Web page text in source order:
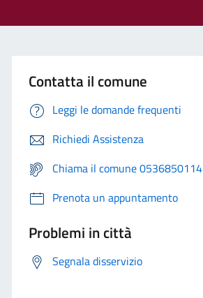
Contatta il comune
Leggi le domande frequenti
Richiedi Assistenza
Chiama il comune 0536850114
Prenota un appuntamento
Problemi in città
Segnala disservizio